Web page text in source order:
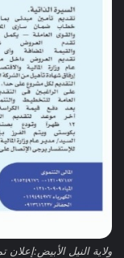
ولاية النيل